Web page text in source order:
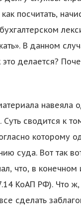
посчитать,
бухгалтерском
В данном
это делается?
навеяла
Суть сводится к
которому
суда. Вот так
что, в
КоАП РФ). Что
сделать